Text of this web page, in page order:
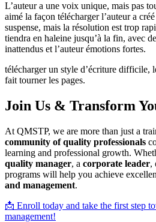
L’auteur a une voix unique, mais pas
aimé la façon télécharger l’auteur a
suspense, mais la résolution est trop
tiendra en haleine jusqu’à la fin, avec
inattendus et l’auteur émotions fortes.
télécharger un style d’écriture difficile,
fait tourner les pages.
Join Us & Transform
At QMSTP, we are more than just a
community of quality professionals
learning and professional growth.
quality manager, a corporate leader,
programs will help you achieve
and management.
📩 Enroll today and take the first step
management!